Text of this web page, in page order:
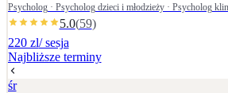
w 2007 r. studia licencjackie (pedagogika
(resocjalizacja). W 2016 r. ukończyłem
psychodynamicznej w Krakowskim Centrum
2020 r. uzyskałem dyplom psychoterapeuty
ukończenia szkoły psychoterapii regularnie
naukowych organizowanych przez Polskie
Psycholog · Psycholog dzieci i młodzieży · Psycholog
5.0(59)
220 zl/ sesja
Najbliższe terminy
śr